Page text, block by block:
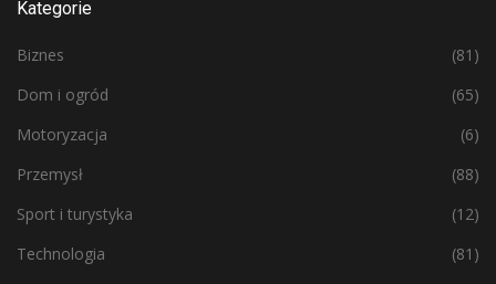
Kategorie
Biznes
(81)
Dom i ogród
(65)
Motoryzacja
(6)
Przemysł
(88)
Sport i turystyka
(12)
Technologia
(81)